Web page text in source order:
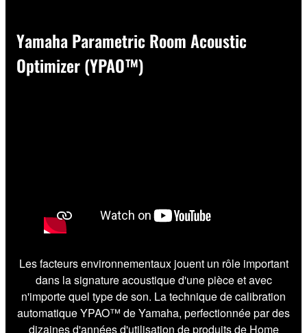
Yamaha Parametric Room Acoustic
Optimizer (YPAO™)
Les facteurs environnementaux jouent un rôle important
dans la signature acoustique d'une pièce et avec
n'importe quel type de son. La technique de calibration
automatique YPAO™ de Yamaha, perfectionnée par des
dizaines d'années d'utilisation de produits de Home